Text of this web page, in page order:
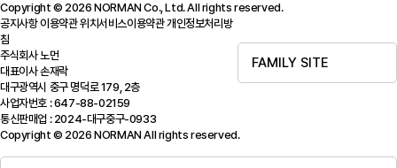
Copyright © 2026 NORMAN Co., Ltd. All rights reserved.
FAMILY SITE
공지사항이용약관위치서비스이용약관개인정보처리방
침
주식회사 노먼
대표이사 손재락
대구광역시 중구 명덕로 179, 2층
사업자번호 : 647-88-02159
통신판매업 : 2024-대구중구-0933
Copyright © 2026 NORMAN All rights reserved.